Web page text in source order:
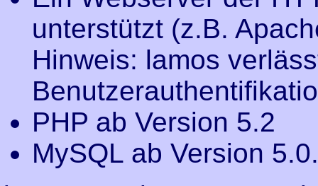
unterstützt (z.B.
Hinweis: lamos
PHP ab Version 5.2
MySQL ab Version